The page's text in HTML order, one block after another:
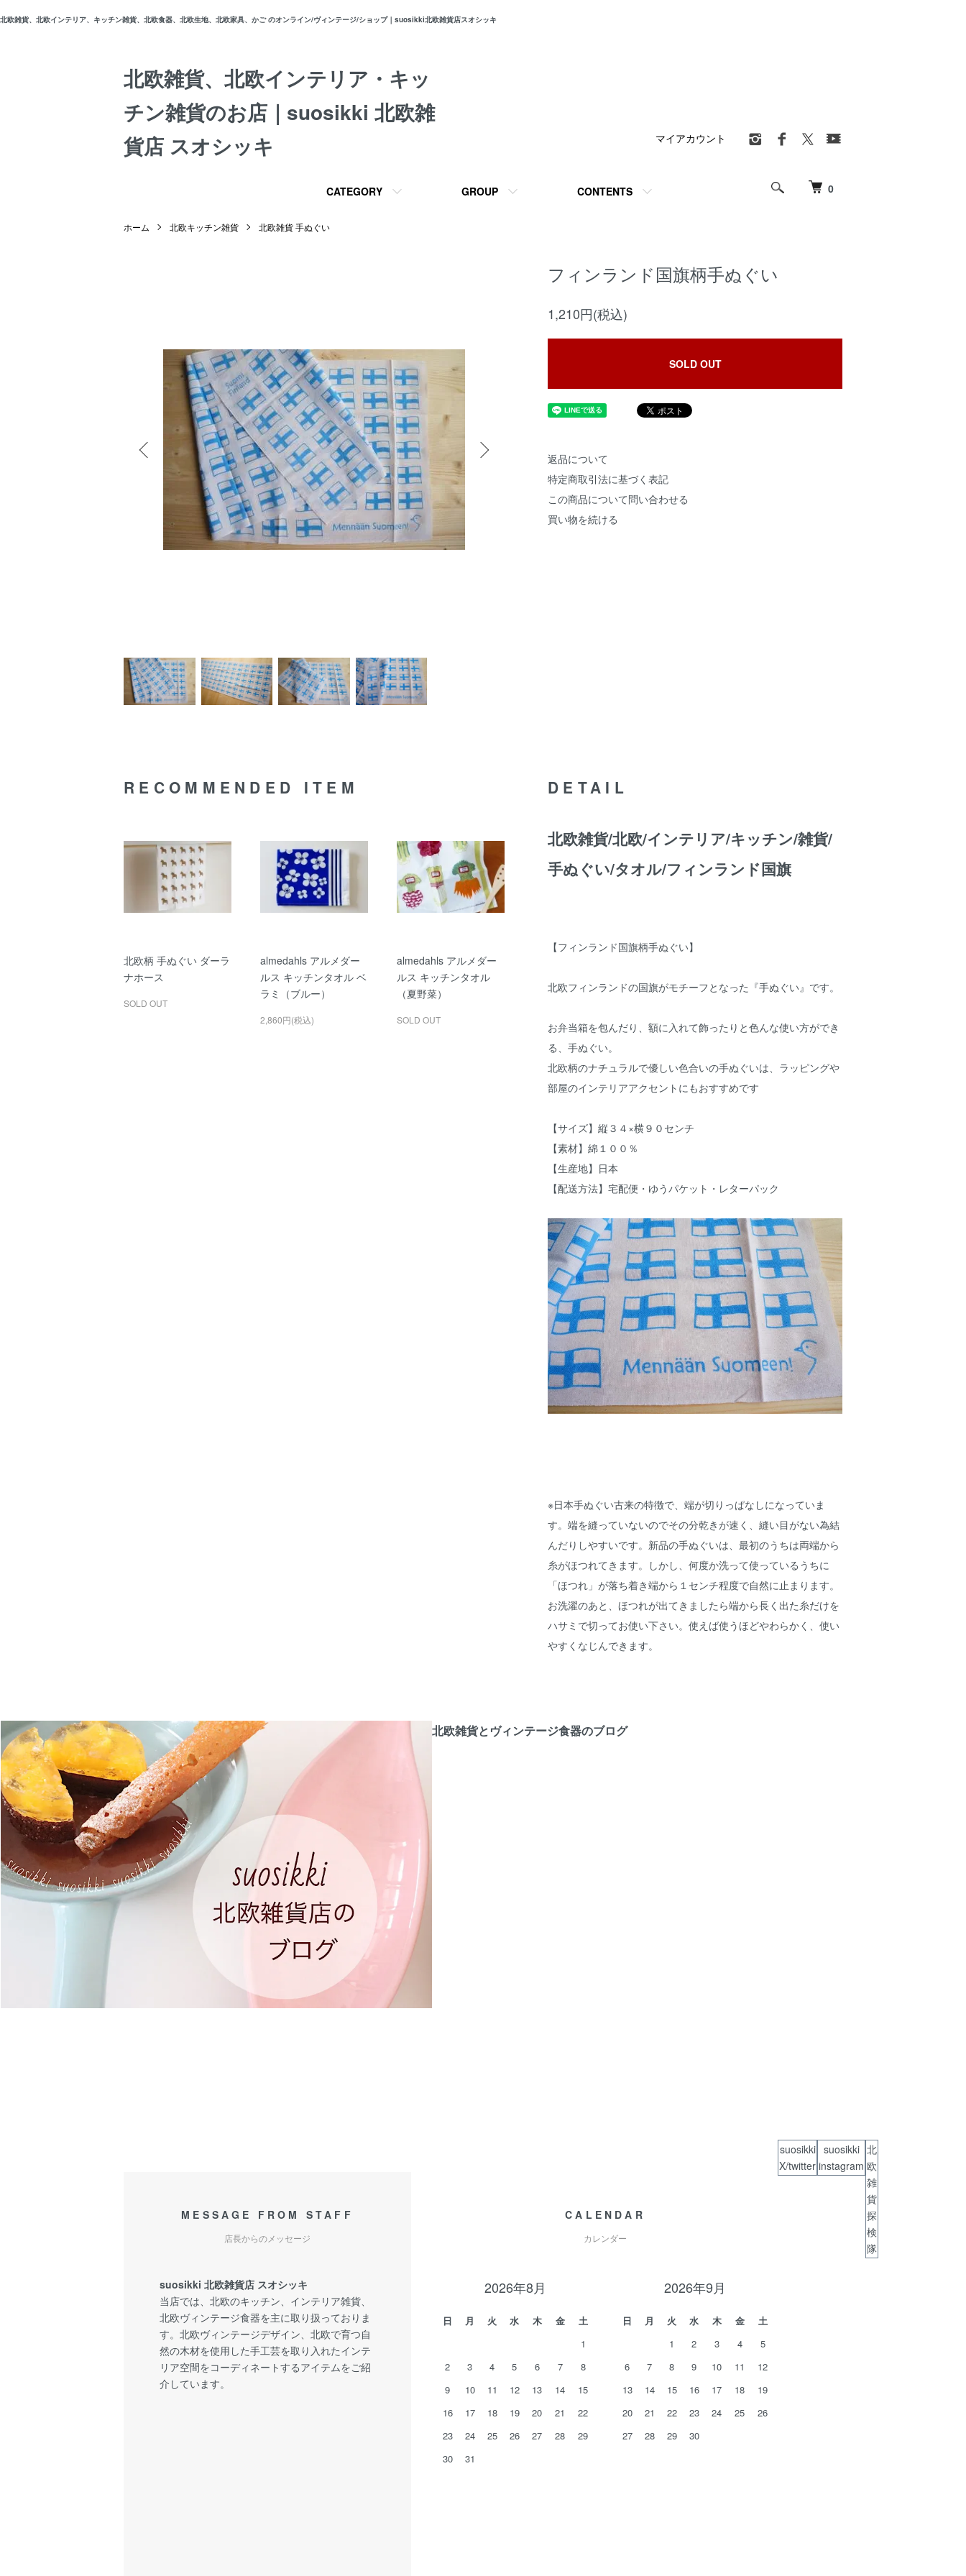
北欧雑貨、北欧インテリア、キッチン雑貨、北欧食器、北欧生地、北欧家具、かご のオンライン/ヴィンテージ/ショップ｜suosikki北欧雑貨店スオシッキ
北欧雑貨、北欧インテリア・キッ
チン雑貨のお店｜suosikki 北欧雑
貨店 スオシッキ
0
CATEGORY GROUP CONTENTS
マイアカウント
ホーム 北欧キッチン雑貨 北欧雑貨 手ぬぐい
フィンランド国旗柄手ぬぐい
1,210円(税込)
SOLD OUT
返品について
特定商取引法に基づく表記
この商品について問い合わせる
買い物を続ける
DETAIL
北欧雑貨/北欧/インテリア/キッチン/雑貨/
手ぬぐい/タオル/フィンランド国旗
【フィンランド国旗柄手ぬぐい】
北欧フィンランドの国旗がモチーフとなった『手ぬぐい』です。
お弁当箱を包んだり、額に入れて飾ったりと色んな使い方ができ
る、手ぬぐい。
北欧柄のナチュラルで優しい色合いの手ぬぐいは、ラッピングや
部屋のインテリアアクセントにもおすすめです
【サイズ】縦３４×横９０センチ
【素材】綿１００％
【生産地】日本
【配送方法】宅配便・ゆうパケット・レターパック
※日本手ぬぐい古来の特徴で、端が切りっぱなしになっていま
す。端を縫っていないのでその分乾きが速く、縫い目がない為結
んだりしやすいです。新品の手ぬぐいは、最初のうちは両端から
糸がほつれてきます。しかし、何度か洗って使っているうちに
「ほつれ」が落ち着き端から１センチ程度で自然に止まります。
お洗濯のあと、ほつれが出てきましたら端から長く出た糸だけを
ハサミで切ってお使い下さい。使えば使うほどやわらかく、使い
やすくなじんできます。
RECOMMENDED ITEM
北欧柄 手ぬぐい ダーラ
ナホース
SOLD OUT
almedahls アルメダー
ルス キッチンタオル ベ
ラミ（ブルー）
2,860円(税込)
almedahls アルメダー
ルス キッチンタオル
（夏野菜）
SOLD OUT
北欧雑貨とヴィンテージ食器のブログ
MESSAGE FROM STAFF
店長からのメッセージ
suosikki 北欧雑貨店 スオシッキ
当店では、北欧のキッチン、インテリア雑貨、
北欧ヴィンテージ食器を主に取り扱っておりま
す。北欧ヴィンテージデザイン、北欧で育つ自
然の木材を使用した手工芸を取り入れたインテ
リア空間をコーディネートするアイテムをご紹
介しています。
CALENDAR
カレンダー
2026年8月
日 月 火 水 木 金
土
1
2
3 4 5 6 7
8
9
10 11 12 13 14
15
16
17 18 19 20 21
22
23
24 25 26 27 28
29
30
31
2026年9月
日 月 火 水 木 金
土
1
2 3 4
5
6
7 8 9 10 11
12
13
14 15 16 17 18
19
20
21 22 23 24 25
26
27
28 29 30
suosikki
X/twitter
suosikki
instagram
北
欧
雑
貨
探
検
隊